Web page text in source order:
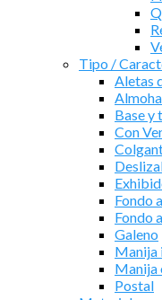
Tipo /
Aletas
Base y
Con
Fondo
Fondo
Galeno
Manija
Manija
Postal